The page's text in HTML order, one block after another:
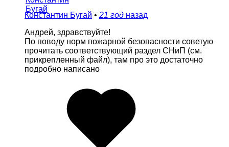
Константин Бугай • 21 год назад
Андрей, здравствуйте!
По поводу норм пожарной безопасности советую
прочитать соответствующий раздел СНиП (см.
прикрепленный файл), там про это достаточно
подробно написано